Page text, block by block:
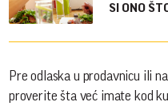
SI ONO
Pre odlaska u prodavnicu ili
proverite šta već imate kod